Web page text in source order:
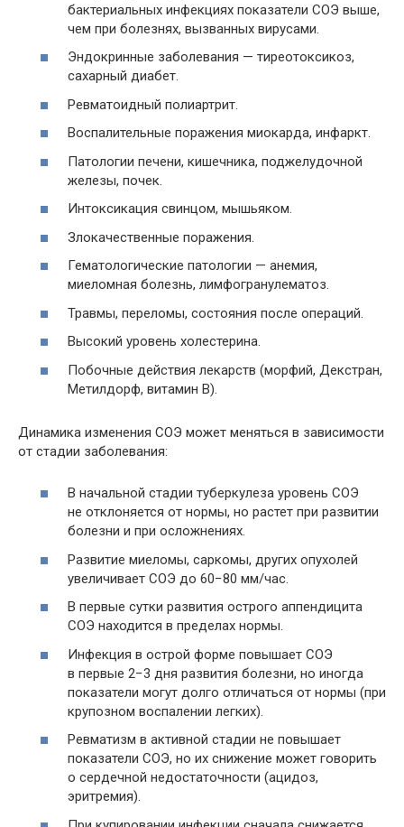
бактериальных инфекциях показатели СОЭ выше,
чем при болезнях, вызванных вирусами.
Эндокринные заболевания — тиреотоксикоз,
сахарный диабет.
Ревматоидный полиартрит.
Воспалительные поражения миокарда, инфаркт.
Патологии печени, кишечника, поджелудочной
железы, почек.
Интоксикация свинцом, мышьяком.
Злокачественные поражения.
Гематологические патологии — анемия,
миеломная болезнь, лимфогранулематоз.
Травмы, переломы, состояния после операций.
Высокий уровень холестерина.
Побочные действия лекарств (морфий, Декстран,
Метилдорф, витамин B).
Динамика изменения СОЭ может меняться в зависимости
от стадии заболевания:
В начальной стадии туберкулеза уровень СОЭ
не отклоняется от нормы, но растет при развитии
болезни и при осложнениях.
Развитие миеломы, саркомы, других опухолей
увеличивает СОЭ до 60−80 мм/час.
В первые сутки развития острого аппендицита
СОЭ находится в пределах нормы.
Инфекция в острой форме повышает СОЭ
в первые 2−3 дня развития болезни, но иногда
показатели могут долго отличаться от нормы (при
крупозном воспалении легких).
Ревматизм в активной стадии не повышает
показатели СОЭ, но их снижение может говорить
о сердечной недостаточности (ацидоз,
эритремия).